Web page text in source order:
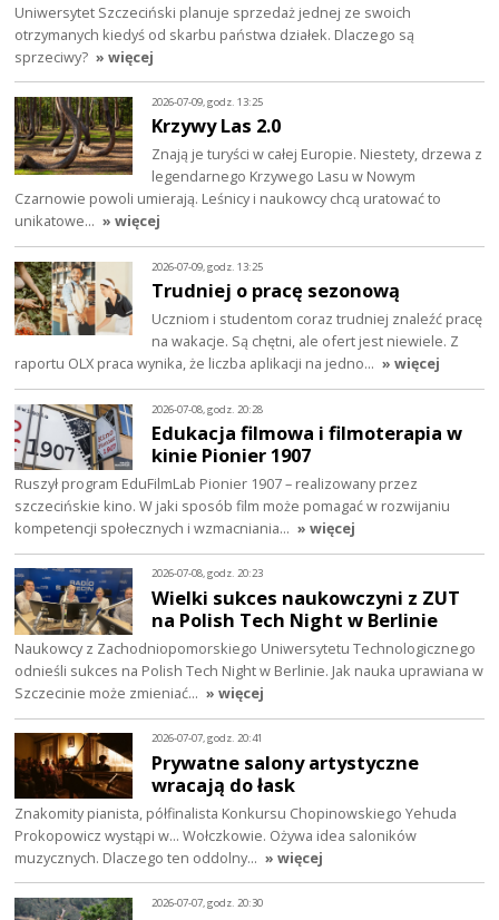
Uniwersytet Szczeciński planuje sprzedaż jednej ze swoich
otrzymanych kiedyś od skarbu państwa działek. Dlaczego są
sprzeciwy? » więcej
2026-07-09, godz. 13:25
Krzywy Las 2.0
Znają je turyści w całej Europie. Niestety, drzewa z
legendarnego Krzywego Lasu w Nowym
Czarnowie powoli umierają. Leśnicy i naukowcy chcą uratować to
unikatowe… » więcej
2026-07-09, godz. 13:25
Trudniej o pracę sezonową
Uczniom i studentom coraz trudniej znaleźć pracę
na wakacje. Są chętni, ale ofert jest niewiele. Z
raportu OLX praca wynika, że liczba aplikacji na jedno… » więcej
2026-07-08, godz. 20:28
Edukacja filmowa i filmoterapia w
kinie Pionier 1907
Ruszył program EduFilmLab Pionier 1907 – realizowany przez
szczecińskie kino. W jaki sposób film może pomagać w rozwijaniu
kompetencji społecznych i wzmacniania… » więcej
2026-07-08, godz. 20:23
Wielki sukces naukowczyni z ZUT
na Polish Tech Night w Berlinie
Naukowcy z Zachodniopomorskiego Uniwersytetu Technologicznego
odnieśli sukces na Polish Tech Night w Berlinie. Jak nauka uprawiana w
Szczecinie może zmieniać… » więcej
2026-07-07, godz. 20:41
Prywatne salony artystyczne
wracają do łask
Znakomity pianista, półfinalista Konkursu Chopinowskiego Yehuda
Prokopowicz wystąpi w… Wołczkowie. Ożywa idea saloników
muzycznych. Dlaczego ten oddolny… » więcej
2026-07-07, godz. 20:30